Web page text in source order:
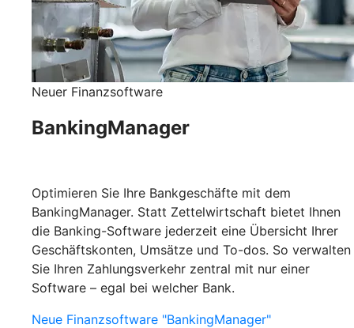
Neuer Finanzsoftware
BankingManager
Optimieren Sie Ihre Bankgeschäfte mit dem
BankingManager. Statt Zettelwirtschaft bietet Ihnen
die Banking-Software jederzeit eine Übersicht Ihrer
Geschäftskonten, Umsätze und To-dos. So verwalten
Sie Ihren Zahlungsverkehr zentral mit nur einer
Software – egal bei welcher Bank.
Neue Finanzsoftware "BankingManager"